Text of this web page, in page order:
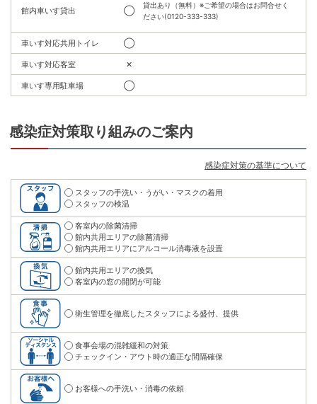
館内車いす貸出 ◯
貸出あり（無料）※ご希望の場合はお問合せく
ださい(0120-333-333)
車いす対応共用トイレ ◯
車いす対応客室 ✕
車いす専用駐車場 ◯
感染症対策取り組みのご案内
感染症対策の基準について
スタッフの手洗い・うがい・マスクの着用
スタッフの検温
客室内の除菌清掃
館内共用エリアの除菌清掃
館内共用エリアにアルコール消毒液を設置
館内共用エリアの換気
客室内の窓の開閉が可能
衛生管理を徹底したスタッフによる盛付、提供
食事会場の混雑緩和の対策
チェックイン・アウト時の適正な間隔確保
お客様への手洗い・消毒の依頼